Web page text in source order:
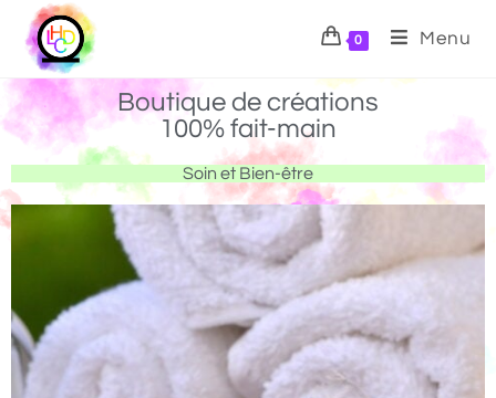
0 Menu
Boutique de créations
100% fait-main
Soin et Bien-être